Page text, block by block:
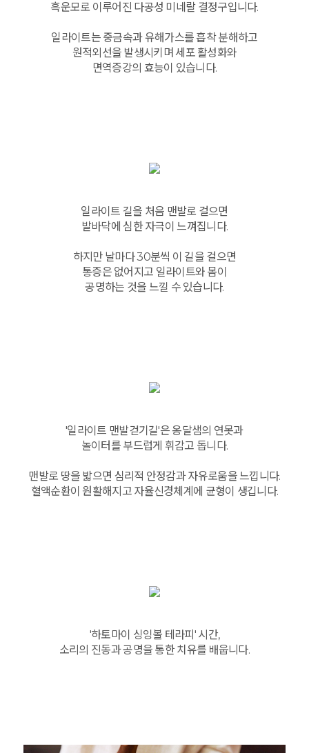
흑운모로 이루어진 다공성 미네랄 결정구입니다.
일라이트는 중금속과 유해가스를 흡착 분해하고
원적외선을 발생시키며 세포 활성화와
면역증강의 효능이 있습니다.
일라이트 길을 처음 맨발로 걸으면
발바닥에 심한 자극이 느껴집니다.
하지만 날마다 30분씩 이 길을 걸으면
통증은 없어지고 일라이트와 몸이
공명하는 것을 느낄 수 있습니다.
'일라이트 맨발걷기길'은 옹달샘의 연못과
놀이터를 부드럽게 휘감고 돕니다.
맨발로 땅을 밟으면 심리적 안정감과 자유로움을 느낍니다.
혈액순환이 원활해지고 자율신경체계에 균형이 생깁니다.
'하토마이 싱잉볼 테라피' 시간,
소리의 진동과 공명을 통한 치유를 배웁니다.